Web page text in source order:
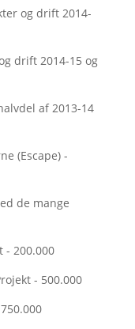
og drift 2014-
drift 2014-15 og
af 2013-14
(Escape) -
de mange
- 200.000
- 500.000